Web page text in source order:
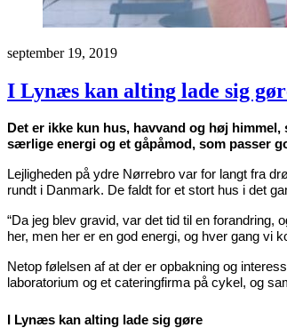
september 19, 2019
I Lynæs kan alting lade sig
Det er ikke kun hus, havvand og høj
særlige energi og et gåpåmod, som passer
Lejligheden på ydre Nørrebro var for langt fra
rundt i Danmark. De faldt for et stort hus i det
“Da jeg blev gravid, var det tid til en forandring,
her, men her er en god energi, og hver gang vi
Netop følelsen af at der er opbakning og
laboratorium og et cateringfirma på cykel, og
I Lynæs kan alting lade sig gøre